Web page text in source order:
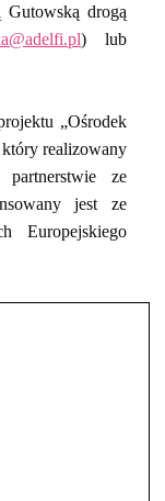
drogą
) lub
„Ośrodek
który realizowany
ze
jest ze
Europejskiego